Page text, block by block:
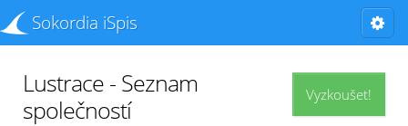
Sokordia iSpis
Vyzkoušet!
Lustrace - Seznam
společností